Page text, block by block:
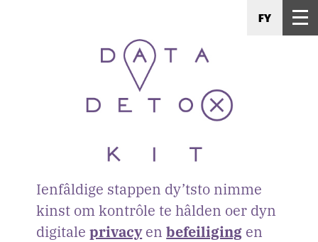
FY
Ienfâldige stappen dy’tsto nimme
kinst om kontrôle te hâlden oer dyn
digitaleprivacyenbefeiliging en